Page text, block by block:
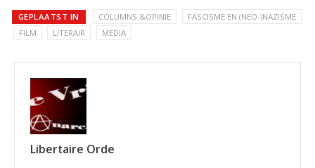
GEPLAATST IN COLUMNS &OPINIE
FASCISME EN (NEO-)NAZISME
FILM
LITERAIR MEDIA
Libertaire Orde